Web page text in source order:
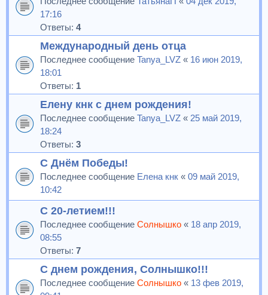
17:16
Ответы: 4
Международный день отца
Последнее сообщение Tanya_LVZ « 16 июн 2019,
18:01
Ответы: 1
Елену кнк с днем рождения!
Последнее сообщение Tanya_LVZ « 25 май 2019,
18:24
Ответы: 3
С Днём Победы!
Последнее сообщение Елена кнк « 09 май 2019,
10:42
С 20-летием!!!
Последнее сообщение Солнышко « 18 апр 2019,
08:55
Ответы: 7
С днем рождения, Солнышко!!!
Последнее сообщение Солнышко « 13 фев 2019,